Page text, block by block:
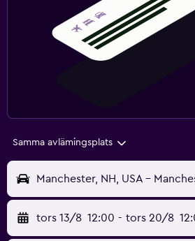
Samma avlämingsplats
Manchester, NH, USA -
tors 13/8 12:00 - tors 20/8